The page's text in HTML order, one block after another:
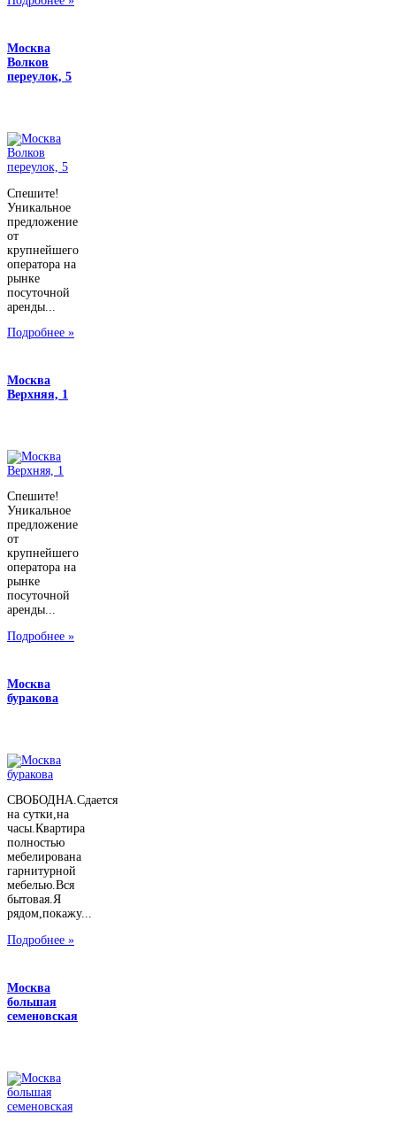
Москва
Волков
переулок, 5
Спешите!
Уникальное
предложение
от
крупнейшего
оператора на
рынке
посуточной
аренды...
Подробнее »
Москва
Верхняя, 1
Спешите!
Уникальное
предложение
от
крупнейшего
оператора на
рынке
посуточной
аренды...
Подробнее »
Москва
буракова
СВОБОДНА.Сдается
на сутки,на
часы.Квартира
полностью
мебелирована
гарнитурной
мебелью.Вся
бытовая.Я
рядом,покажу...
Подробнее »
Москва
большая
семеновская